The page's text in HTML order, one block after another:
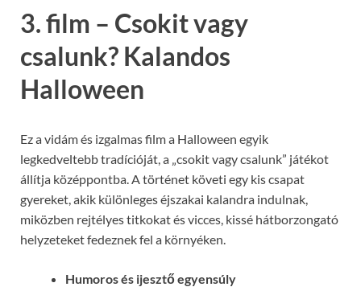
3. film – Csokit vagy
csalunk? Kalandos
Halloween
Ez a vidám és izgalmas film a Halloween egyik
legkedveltebb tradícióját, a „csokit vagy csalunk” játékot
állítja középpontba. A történet követi egy kis csapat
gyereket, akik különleges éjszakai kalandra indulnak,
miközben rejtélyes titkokat és vicces, kissé hátborzongató
helyzeteket fedeznek fel a környéken.
Humoros és ijesztő egyensúly